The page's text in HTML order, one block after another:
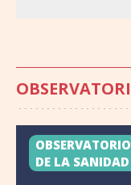
OBSERVATORIO
DE LA